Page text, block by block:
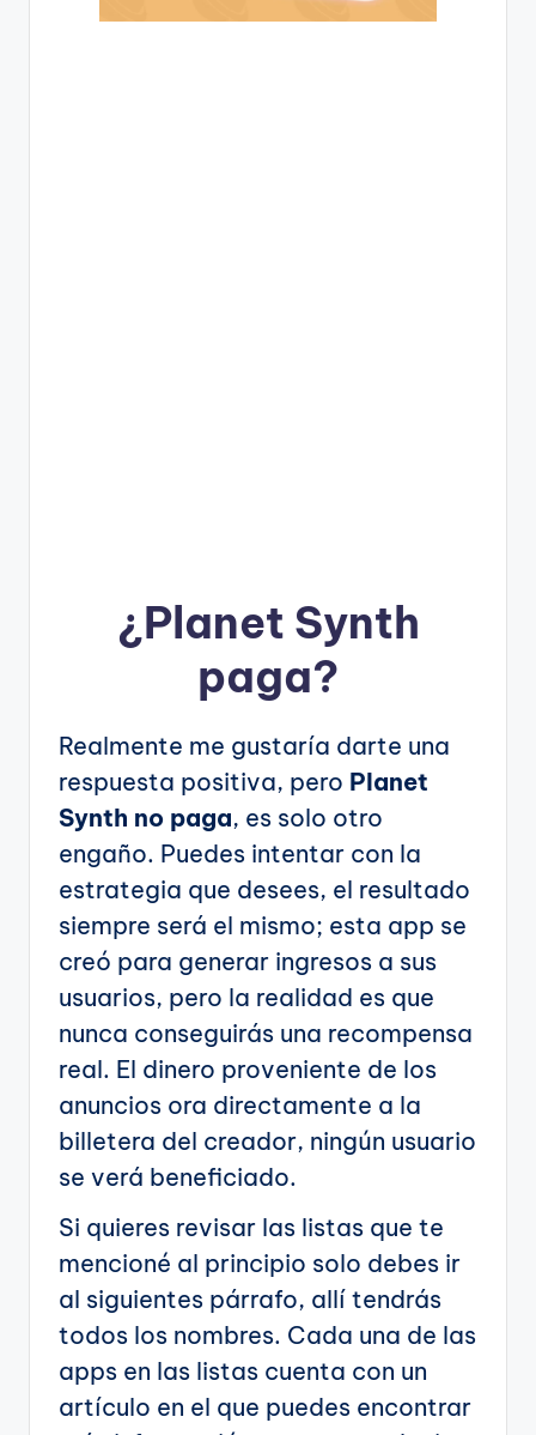
¿Planet Synth
paga?
Realmente me gustaría darte una
respuesta positiva, pero Planet
Synth no paga, es solo otro
engaño. Puedes intentar con la
estrategia que desees, el resultado
siempre será el mismo; esta app se
creó para generar ingresos a sus
usuarios, pero la realidad es que
nunca conseguirás una recompensa
real. El dinero proveniente de los
anuncios ora directamente a la
billetera del creador, ningún usuario
se verá beneficiado.
Si quieres revisar las listas que te
mencioné al principio solo debes ir
al siguientes párrafo, allí tendrás
todos los nombres. Cada una de las
apps en las listas cuenta con un
artículo en el que puedes encontrar